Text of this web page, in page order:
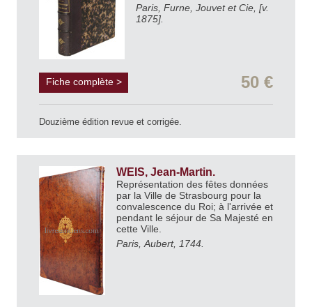
Paris, Furne, Jouvet et Cie, [v.
1875].
Fiche complète > 50 €
Douzième édition revue et corrigée.
WEIS, Jean-Martin.
Représentation des fêtes données
par la Ville de Strasbourg pour la
convalescence du Roi; à l'arrivée et
pendant le séjour de Sa Majesté en
cette Ville.
Paris, Aubert, 1744.